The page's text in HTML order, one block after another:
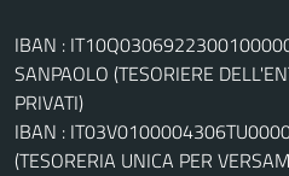
IBAN :
SANPAOLO (TESORIERE
PRIVATI)
IBAN :
(TESORERIA UNICA PER